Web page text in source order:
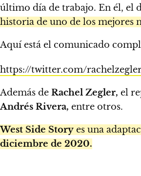
último día de trabajo. En él, el
historia de uno de los mejores
Aquí está el comunicado
https://twitter.com/
Además de Rachel Zegler, el
Andrés Rivera, entre otros.
West Side Story es una
diciembre de 2020.